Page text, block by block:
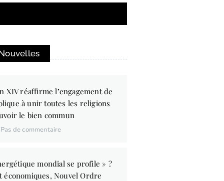
XIV réaffirme l’engagement de
à unir toutes les religions
le bien commun
Pas de commentaire
mondial se profile » ?
économiques, Nouvel Ordre